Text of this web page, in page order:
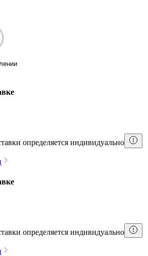
определяется индивидуально
определяется индивидуально